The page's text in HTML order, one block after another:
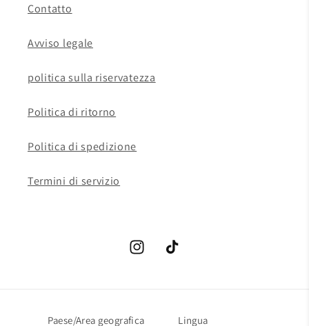
Contatto
Avviso legale
politica sulla riservatezza
Politica di ritorno
Politica di spedizione
Termini di servizio
InstagramTikTok
Paese/Area geografica Lingua